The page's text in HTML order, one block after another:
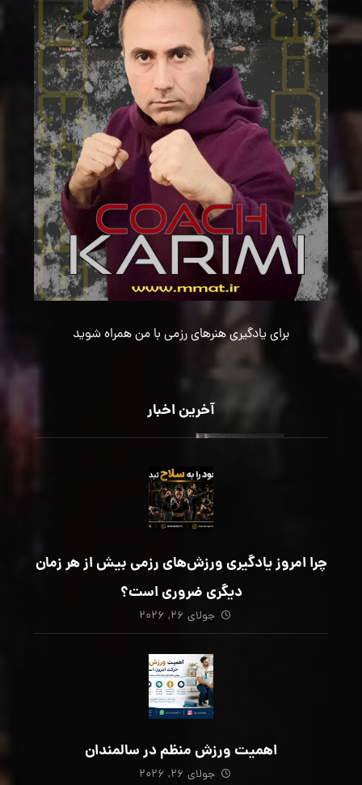
برای یادگیری هنرهای رزمی با من همراه شوید
آخرین اخبار
چرا امروز یادگیری ورزش‌های رزمی بیش از هر زمان
دیگری ضروری است؟
جولای ۲۶, ۲۰۲۶
اهمیت ورزش منظم در سالمندان
جولای ۲۶, ۲۰۲۶